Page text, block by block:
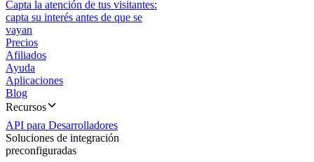
Capta la atención de tus visitantes:
capta su interés antes de que se
vayan
Precios
Afiliados
Ayuda
Aplicaciones
Blog
Recursos
API para Desarrolladores
Soluciones de integración
preconfiguradas